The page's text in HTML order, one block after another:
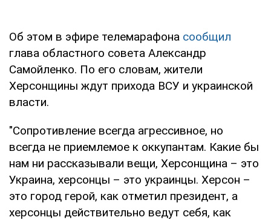
Об этом в эфире телемарафона сообщил
глава областного совета Александр
Самойленко. По его словам, жители
Херсонщины ждут прихода ВСУ и украинской
власти.
"Сопротивление всегда агрессивное, но
всегда не приемлемое к оккупантам. Какие бы
нам ни рассказывали вещи, Херсонщина – это
Украина, херсонцы – это украинцы. Херсон –
это город герой, как отметил президент, а
херсонцы действительно ведут себя, как